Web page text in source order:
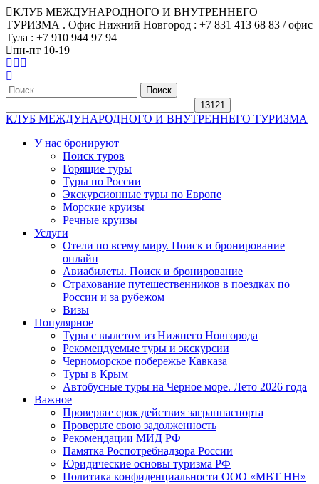
КЛУБ МЕЖДУНАРОДНОГО И ВНУТРЕННЕГО
ТУРИЗМА . Офис Нижний Новгород : +7 831 413 68 83 / офис
Тула : +7 910 944 97 94
пн-пт 10-19
Найти:
КЛУБ МЕЖДУНАРОДНОГО И ВНУТРЕННЕГО ТУРИЗМА
У нас бронируют
Поиск туров
Горящие туры
Туры по России
Экскурсионные туры по Европе
Морские круизы
Речные круизы
Услуги
Отели по всему миру. Поиск и бронирование
онлайн
Авиабилеты. Поиск и бронирование
Страхование путешественников в поездках по
России и за рубежом
Визы
Популярное
Туры с вылетом из Нижнего Новгорода
Рекомендуемые туры и экскурсии
Черноморское побережье Кавказа
Туры в Крым
Автобусные туры на Черное море. Лето 2026 года
Важное
Проверьте срок действия загранпаспорта
Проверьте свою задолженность
Рекомендации МИД РФ
Памятка Роспотребнадзора России
Юридические основы туризма РФ
Политика конфиденциальности ООО «МВТ НН»